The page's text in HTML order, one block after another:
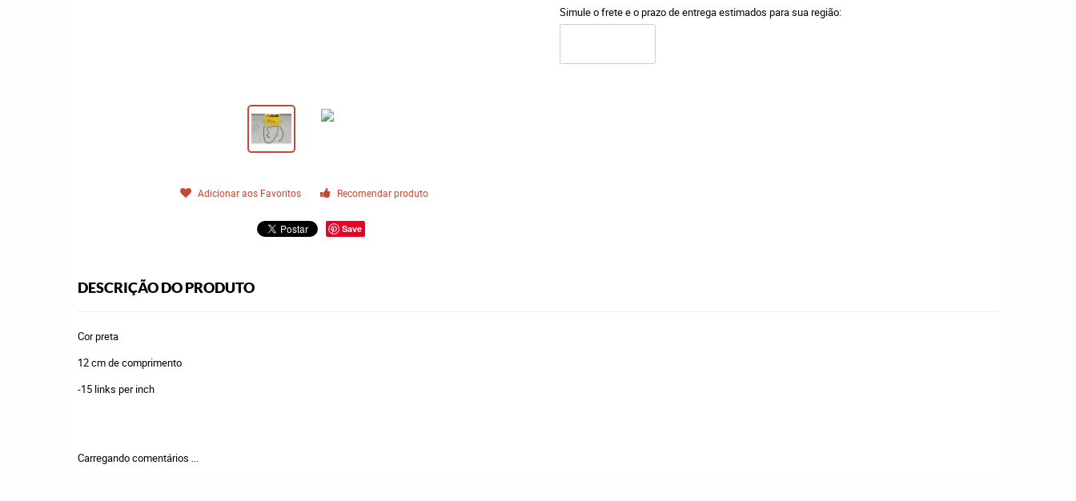
Adicionar aos Favoritos Recomendar produto
Save
Simule o frete e o prazo de entrega estimados para sua região:
DESCRIÇÃO DO PRODUTO
Cor preta
12 cm de comprimento
-15 links per inch
Carregando comentários ...